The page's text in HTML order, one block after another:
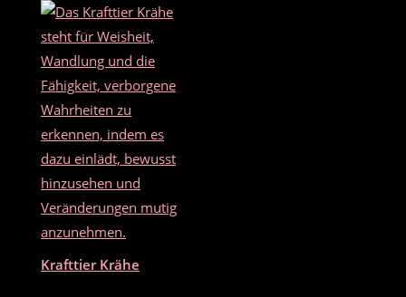
Krafttier Krähe